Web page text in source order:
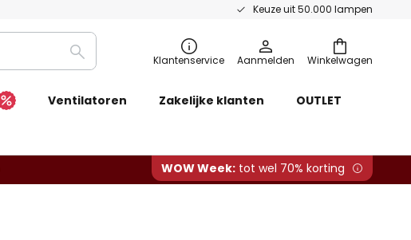
Keuze uit 50.000 lampen
Winkelwagen
Zoeken Klantenservice Aanmelden
Ventilatoren Zakelijke klanten OUTLET
WOW Week: tot wel 70% korting